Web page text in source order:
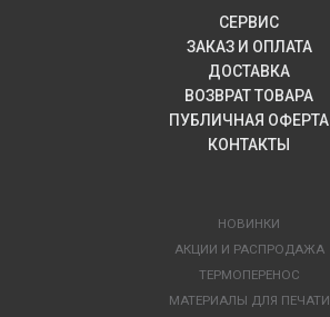
СЕРВИС
ЗАКАЗ И ОПЛАТА
ДОСТАВКА
ВОЗВРАТ ТОВАРА
ПУБЛИЧНАЯ ОФЕРТА
КОНТАКТЫ
НОВИНКИ
АКЦИИ И РАСПРОДАЖА
ТЕРМОПЕРЕНОС
МАТЕРИАЛЫ ДЛЯ ПЕЧАТИ